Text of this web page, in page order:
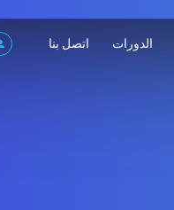
الدورات اتصل بنا